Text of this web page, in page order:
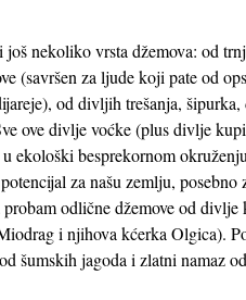
nekoliko vrsta džemova: od
(savršen za ljude koji pate od
od divljih trešanja,
ove divlje voćke (plus divlje
ekološki besprekornom
za našu zemlju,
odlične džemove od
i njihova kćerka Olgica).
šumskih jagoda i zlatni namaz